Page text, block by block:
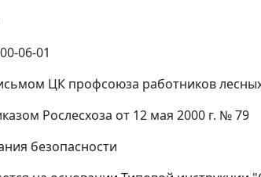
06-01
ЦК профсоюза работников
Рослесхоза от 12 мая 2000 г. № 79
безопасности